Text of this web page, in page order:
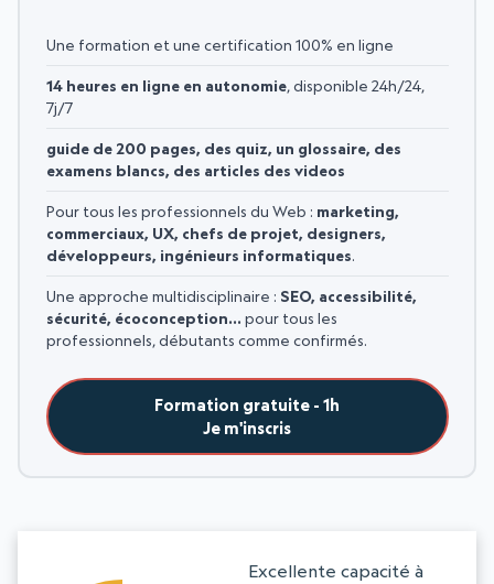
Une formation et une certification 100% en ligne
14 heures en ligne en autonomie, disponible 24h/24,
7j/7
guide de 200 pages, des quiz, un glossaire, des
examens blancs, des articles des videos
Pour tous les professionnels du Web : marketing,
commerciaux, UX, chefs de projet, designers,
développeurs, ingénieurs informatiques.
Une approche multidisciplinaire : SEO, accessibilité,
sécurité, écoconception… pour tous les
professionnels, débutants comme confirmés.
Formation gratuite - 1h
Je m'inscris
Excellente capacité à